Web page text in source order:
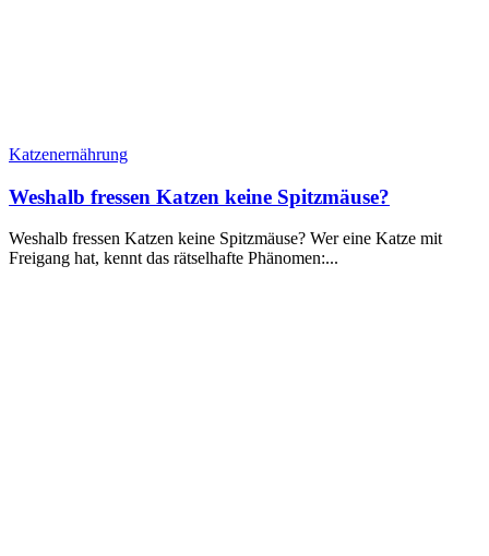
Katzenernährung
Weshalb fressen Katzen keine Spitzmäuse?
Weshalb fressen Katzen keine Spitzmäuse? Wer eine Katze mit
Freigang hat, kennt das rätselhafte Phänomen:...